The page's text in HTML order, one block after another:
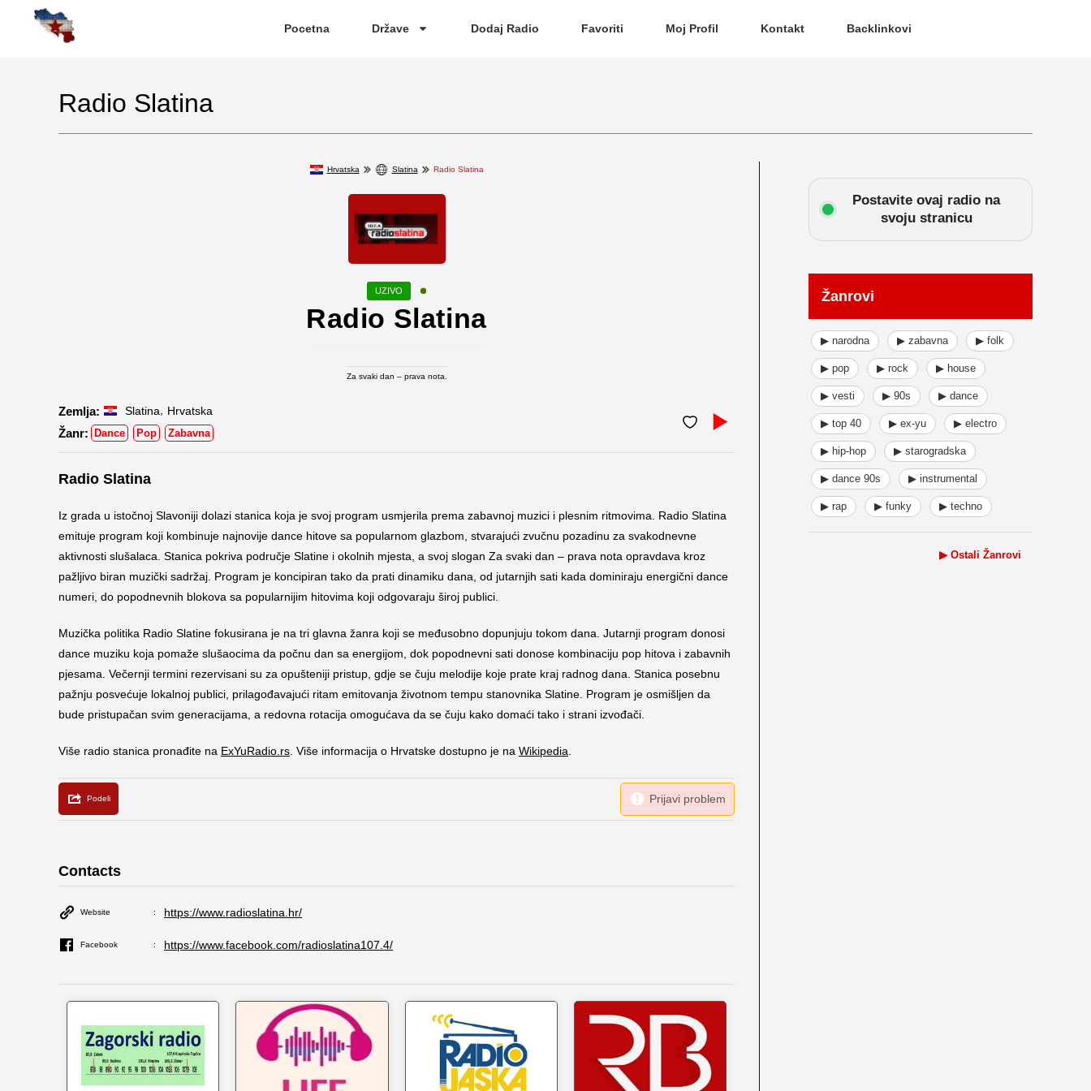
Pocetna Države Dodaj Radio Favoriti Moj Profil Kontakt Backlinkovi
Radio Slatina
Hrvatska Slatina Radio Slatina
Radio Slatina
Za svaki dan – prava nota.
Slatina Hrvatska
Dance Pop Zabavna
Radio Slatina
Iz grada u istočnoj Slavoniji dolazi stanica koja je svoj program usmjerila prema zabavnoj muzici i plesnim ritmovima. Radio Slatina
emituje program koji kombinuje najnovije dance hitove sa popularnom glazbom, stvarajući zvučnu pozadinu za svakodnevne
aktivnosti slušalaca. Stanica pokriva područje Slatine i okolnih mjesta, a svoj slogan Za svaki dan – prava nota opravdava kroz
pažljivo biran muzički sadržaj. Program je koncipiran tako da prati dinamiku dana, od jutarnjih sati kada dominiraju energični dance
numeri, do popodnevnih blokova sa popularnijim hitovima koji odgovaraju široj publici.
Muzička politika Radio Slatine fokusirana je na tri glavna žanra koji se međusobno dopunjuju tokom dana. Jutarnji program donosi
dance muziku koja pomaže slušaocima da počnu dan sa energijom, dok popodnevni sati donose kombinaciju pop hitova i zabavnih
pjesama. Večernji termini rezervisani su za opušteniji pristup, gdje se čuju melodije koje prate kraj radnog dana. Stanica posebnu
pažnju posvećuje lokalnoj publici, prilagođavajući ritam emitovanja životnom tempu stanovnika Slatine. Program je osmišljen da
bude pristupačan svim generacijama, a redovna rotacija omogućava da se čuju kako domaći tako i strani izvođači.
Više radio stanica pronađite na ExYuRadio.rs . Više informacija o Hrvatske dostupno je na Wikipedia
Contacts
Website https://www.radioslatina.hr/
Facebook https://www.facebook.com/radioslatina107.4/
Postavite ovaj radio na
svoju stranicu
Žanrovi
▶ narodna ▶ zabavna ▶ folk
▶ pop ▶ rock ▶ house
▶ vesti ▶ 90s ▶ dance
▶ top 40 ▶ ex-yu ▶ electro
▶ hip-hop ▶ starogradska
▶ dance 90s ▶ instrumental
▶ rap ▶ funky ▶ techno
▶ Ostali Žanrovi